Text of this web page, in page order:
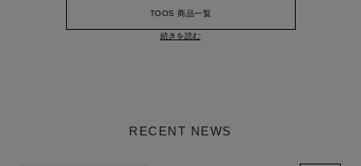
TOOS 商品一覧
続きを読む
RECENT NEWS